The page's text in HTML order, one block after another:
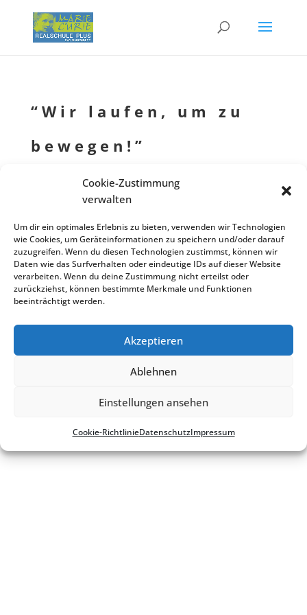
Cookie-Zustimmung
verwalten
Um dir ein optimales Erlebnis zu bieten, verwenden wir Technologien
wie Cookies, um Geräteinformationen zu speichern und/oder darauf
zuzugreifen. Wenn du diesen Technologien zustimmst, können wir
Daten wie das Surfverhalten oder eindeutige IDs auf dieser Website
verarbeiten. Wenn du deine Zustimmung nicht erteilst oder
zurückziehst, können bestimmte Merkmale und Funktionen
beeinträchtigt werden.
Akzeptieren
Ablehnen
Einstellungen ansehen
Cookie-Richt­li­nieDaten­schutzImpres­sum
“Wir laufen, um zu
bewegen!”
Schulleitung| 10.04.2022
Spenden­lauf-Aktion der SV am Freitag, 6. Mai!
Nähere Infos zu dieser Aktion HIER!
Wer noch eine Liste für seine Sponso­ren benötigt, kann sie hier downloa­
den:Sponso­ren­lis­te
Impres­sum